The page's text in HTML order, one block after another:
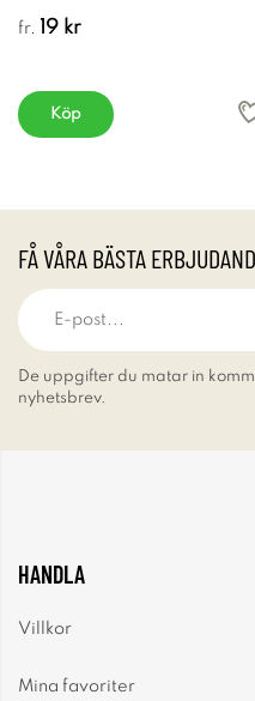
fr. 19 kr
Köp
FÅ VÅRA BÄSTA
De uppgifter du matar in
nyhetsbrev.
HANDLA
Villkor
Mina favoriter